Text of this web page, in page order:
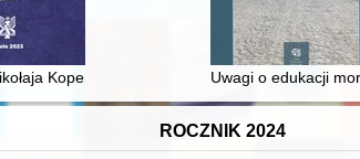
do dziś
Kopernika z rodu ŚlązakaUwagi o edukacji
ROCZNIK 2024